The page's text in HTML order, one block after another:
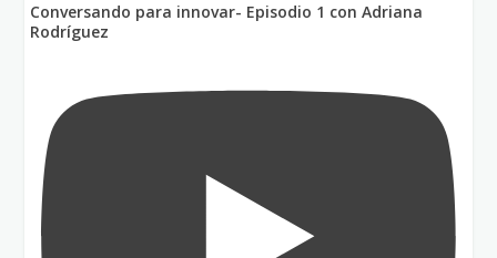
Conversando para innovar- Episodio 1 con Adriana
Rodríguez